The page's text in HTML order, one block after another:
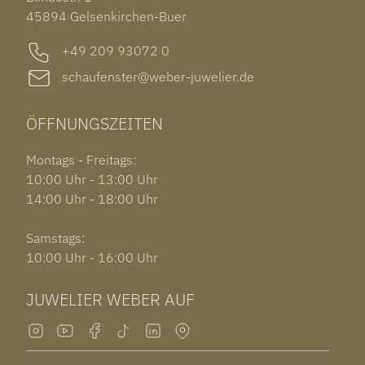
GARMIN VENU 3S
45894 Gelsenkirchen-Buer
+49 209 93072 0
schaufenster@weber-juwelier.de
ÖFFNUNGSZEITEN
Montags - Freitags:
10:00 Uhr - 13:00 Uhr
14:00 Uhr - 18:00 Uhr
Samstags:
10:00 Uhr - 16:00 Uhr
JUWELIER WEBER AUF